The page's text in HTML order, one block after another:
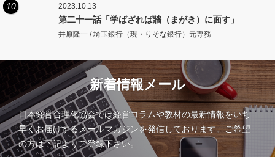
10 2023.10.13
第二十一話「学ばざれば牆（まがき）に面す」
井原隆一 / 埼玉銀行（現・りそな銀行）元専務
新着情報メール
日本経営合理化協会では経営コラムや教材の最新情報をいち
早くお届けするメールマガジンを発信しております。ご希望
の方は下記よりご登録下さい。